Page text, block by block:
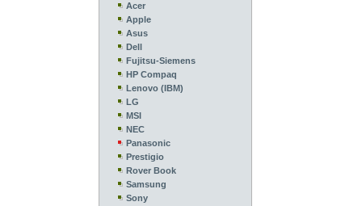
Acer
Apple
Asus
Dell
Fujitsu-Siemens
HP Compaq
Lenovo (IBM)
LG
MSI
NEC
Panasonic
Prestigio
Rover Book
Samsung
Sony